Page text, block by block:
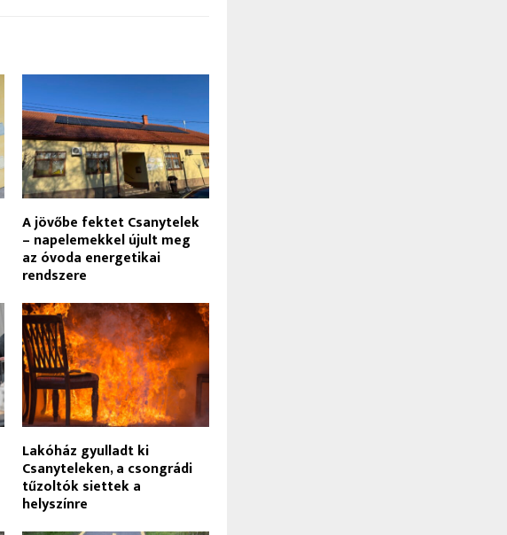
A jövőbe fektet Csanytelek
– napelemekkel újult meg
az óvoda energetikai
rendszere
Lakóház gyulladt ki
Csanyteleken, a csongrádi
tűzoltók siettek a
helyszínre